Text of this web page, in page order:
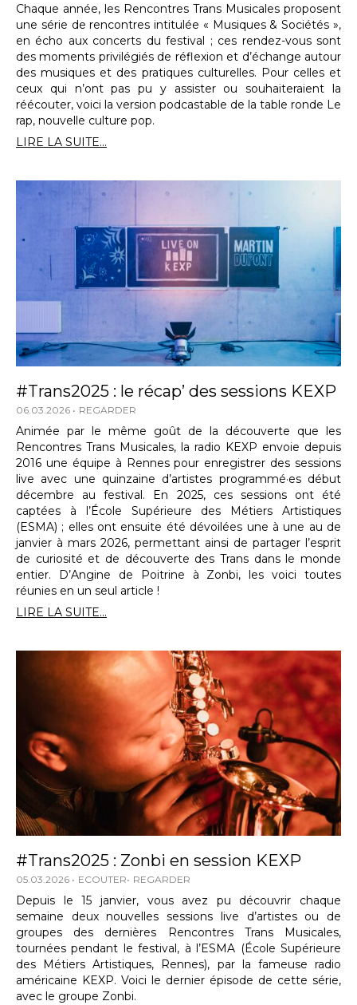
Chaque année, les Rencontres Trans Musicales proposent
une série de rencontres intitulée « Musiques & Sociétés »,
en écho aux concerts du festival ; ces rendez-vous sont
des moments privilégiés de réflexion et d’échange autour
des musiques et des pratiques culturelles. Pour celles et
ceux qui n’ont pas pu y assister ou souhaiteraient la
réécouter, voici la version podcastable de la table ronde Le
rap, nouvelle culture pop.
LIRE LA SUITE...
#Trans2025 : le récap’ des sessions KEXP
06.03.2026 REGARDER
Animée par le même goût de la découverte que les
Rencontres Trans Musicales, la radio KEXP envoie depuis
2016 une équipe à Rennes pour enregistrer des sessions
live avec une quinzaine d’artistes programmé·es début
décembre au festival. En 2025, ces sessions ont été
captées à l’École Supérieure des Métiers Artistiques
(ESMA) ; elles ont ensuite été dévoilées une à une au de
janvier à mars 2026, permettant ainsi de partager l’esprit
de curiosité et de découverte des Trans dans le monde
entier. D’Angine de Poitrine à Zonbi, les voici toutes
réunies en un seul article !
LIRE LA SUITE...
#Trans2025 : Zonbi en session KEXP
05.03.2026 ECOUTER REGARDER
Depuis le 15 janvier, vous avez pu découvrir chaque
semaine deux nouvelles sessions live d’artistes ou de
groupes des dernières Rencontres Trans Musicales,
tournées pendant le festival, à l’ESMA (École Supérieure
des Métiers Artistiques, Rennes), par la fameuse radio
américaine KEXP. Voici le dernier épisode de cette série,
avec le groupe Zonbi.